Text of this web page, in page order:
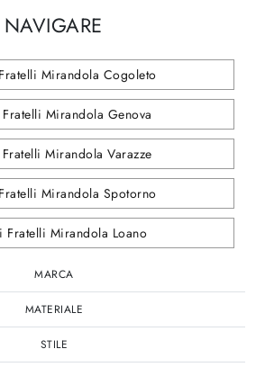
Mirandola Cogoleto
Mirandola Genova
Mirandola Varazze
Mirandola Spotorno
Fratelli Mirandola Loano
MARCA
MATERIALE
STILE